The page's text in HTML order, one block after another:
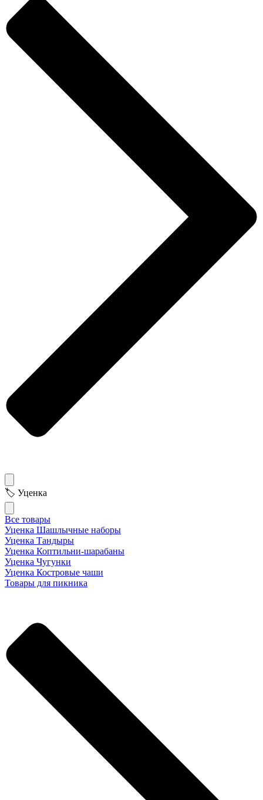
🏷 Уценка
Все товары
Уценка Шашлычные наборы
Уценка Тандыры
Уценка Коптильни-шарабаны
Уценка Чугунки
Уценка Костровые чаши
Товары для пикника